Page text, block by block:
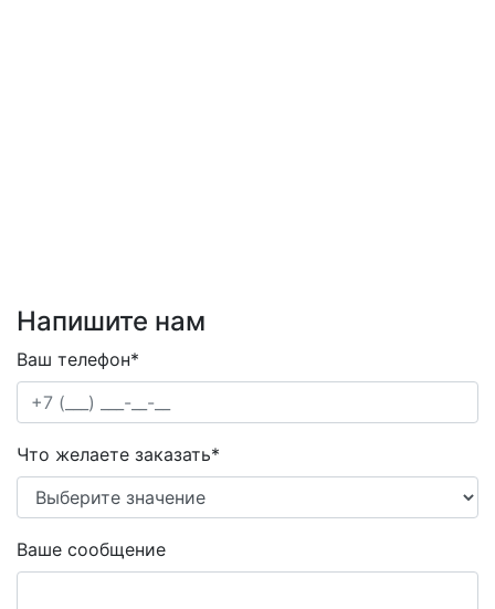
Напишите нам
Ваш телефон*
Что желаете заказать*
Ваше сообщение